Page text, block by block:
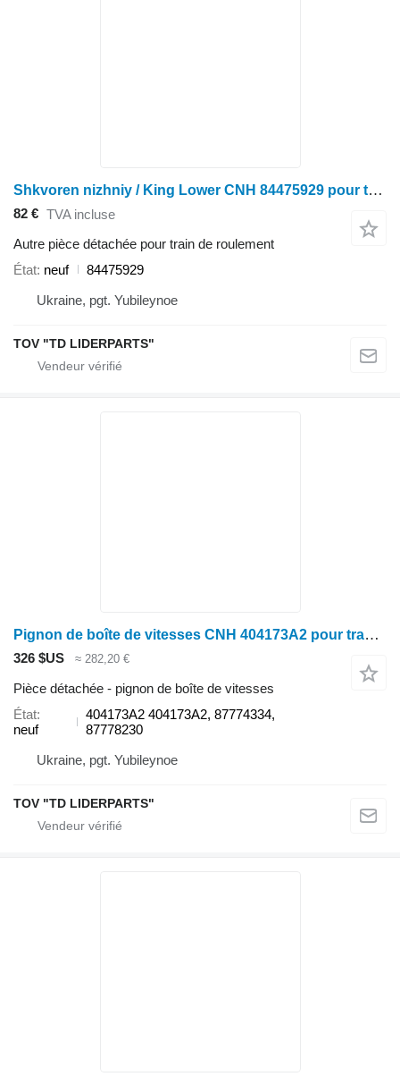
Shkvoren nizhniy / King Lower CNH 84475929 pour tracteur à roues Case IH
82 € TVA incluse
Autre pièce détachée pour train de roulement
État neuf
84475929
Ukraine, pgt. Yubileynoe
TOV "TD LIDERPARTS"
Pignon de boîte de vitesses CNH 404173A2 pour tracteur à roues Case IH Magnum, MX
326 $US ≈ 282,20 €
Pièce détachée - pignon de boîte de vitesses
État
neuf
404173A2 404173A2, 87774334,
87778230
Ukraine, pgt. Yubileynoe
TOV "TD LIDERPARTS"